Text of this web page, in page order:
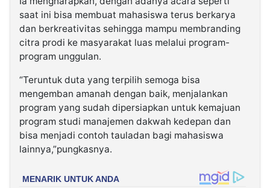
saat ini bisa membuat mahasiswa terus berkarya
dan berkreativitas sehingga mampu membranding
citra prodi ke masyarakat luas melalui program-
program unggulan.
“Teruntuk duta yang terpilih semoga bisa
mengemban amanah dengan baik, menjalankan
program yang sudah dipersiapkan untuk kemajuan
program studi manajemen dakwah kedepan dan
bisa menjadi contoh tauladan bagi mahasiswa
lainnya,”pungkasnya.